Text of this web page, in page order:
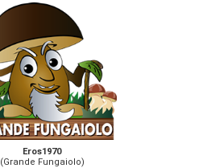
Eros1970
(Grande Fungaiolo)